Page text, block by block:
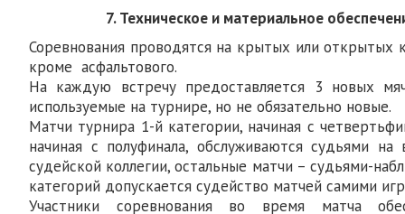
7. Техническое и материальное
Соревнования проводятся на крытых или
кроме асфальтового.
На каждую встречу предоставляется 3 новых
используемые на турнире, но не обязательно новые.
Матчи турнира 1-й категории, начиная с
начиная с полуфинала, обслуживаются судьями
судейской коллегии, остальные матчи – судьями-
категорий допускается судейство матчей самими
Участники соревнования во время матча